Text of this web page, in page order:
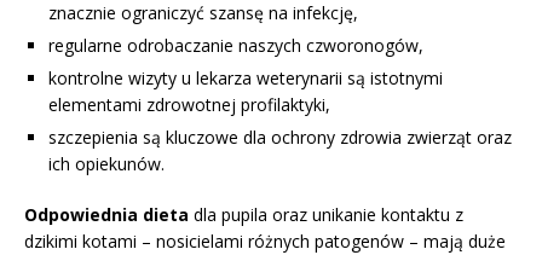
znacznie ograniczyć szansę na infekcję,
regularne odrobaczanie naszych czworonogów,
kontrolne wizyty u lekarza weterynarii są istotnymi
elementami zdrowotnej profilaktyki,
szczepienia są kluczowe dla ochrony zdrowia zwierząt oraz
ich opiekunów.
Odpowiednia dieta dla pupila oraz unikanie kontaktu z
dzikimi kotami – nosicielami różnych patogenów – mają duże